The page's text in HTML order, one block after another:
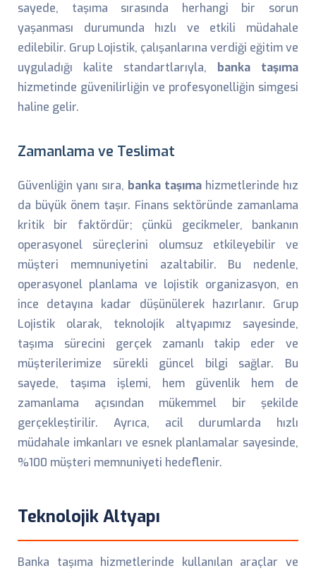
sayede, taşıma sırasında herhangi bir sorun
yaşanması durumunda hızlı ve etkili müdahale
edilebilir. Grup Lojistik, çalışanlarına verdiği eğitim ve
uyguladığı kalite standartlarıyla,
banka taşıma
hizmetinde güvenilirliğin ve profesyonelliğin simgesi
haline gelir.
Zamanlama ve Teslimat
Güvenliğin yanı sıra, banka taşıma hizmetlerinde hız
da büyük önem taşır. Finans sektöründe zamanlama
kritik bir faktördür; çünkü gecikmeler, bankanın
operasyonel süreçlerini olumsuz etkileyebilir ve
müşteri memnuniyetini azaltabilir. Bu nedenle,
operasyonel planlama ve lojistik organizasyon, en
ince detayına kadar düşünülerek hazırlanır. Grup
Lojistik olarak, teknolojik altyapımız sayesinde,
taşıma sürecini gerçek zamanlı takip eder ve
müşterilerimize sürekli güncel bilgi sağlar. Bu
sayede, taşıma işlemi, hem güvenlik hem de
zamanlama açısından mükemmel bir şekilde
gerçekleştirilir. Ayrıca, acil durumlarda hızlı
müdahale imkanları ve esnek planlamalar sayesinde,
%100 müşteri memnuniyeti hedeflenir.
Teknolojik Altyapı
Banka taşıma hizmetlerinde kullanılan araçlar ve